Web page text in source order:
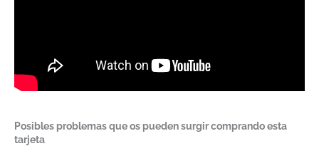
Posibles problemas que os pueden surgir comprando esta
tarjeta